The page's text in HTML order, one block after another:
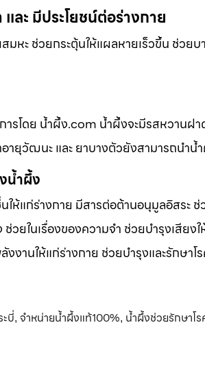
ะ มีประโยชน์ต่อร่างกาย
หะ ช่วยกระตุ้นให้แผลหายเร็วขึ้น ช่วย
ารโดย น้ำผึ้ง.com น้ำผึ้งจะมีรสหวาน
ายุวัฒนะ และ ยาบางตัวยังสามารถนำน้
น้ำผึ้ง
ให้แก่ร่างกาย มีสารต่อต้านอนุมูลอิสระ
วยในเรื่องของความจำ ช่วยบำรุงเสีย
งานให้แก่ร่างกาย ช่วยบำรุงและรักษา
บี่, จำหน่ายน้ำผึ้งแท้100%, น้ำผึ้งช่วยรักษาโร